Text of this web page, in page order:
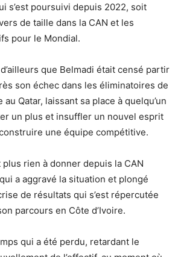
s’est poursuivi depuis 2022, soit
de taille dans la CAN et les
pour le Mondial.
que Belmadi était censé partir
son échec dans les éliminatoires de
Qatar, laissant sa place à quelqu’un
un plus et insuffler un nouvel esprit
une équipe compétitive.
plus rien à donner depuis la CAN
a aggravé la situation et plongé
de résultats qui s’est répercutée
parcours en Côte d’Ivoire.
qui a été perdu, retardant le